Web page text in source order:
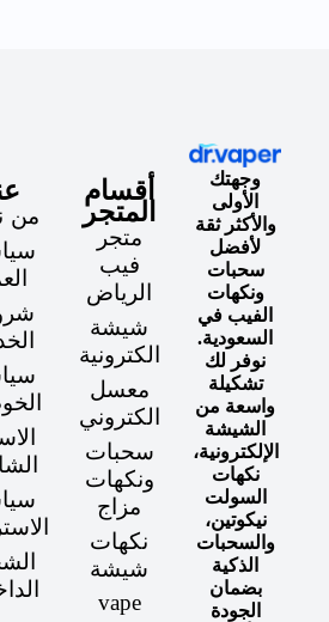
وجهتك
الأولى
والأكثر ثقة
لأفضل
سحبات
ونكهات
الفيب في
السعودية.
نوفر لك
تشكيلة
واسعة من
الشيشة
الإلكترونية،
نكهات
السولت
نيكوتين،
والسحبات
الذكية
بضمان
الجودة
أقسام
المتجر
متجر
فيب
الرياض
شيشة
الكترونية
معسل
الكتروني
سحبات
ونكهات
مزاج
نكهات
شيشة
vape
من